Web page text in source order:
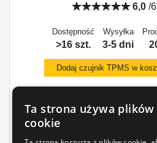
6,0/6
Dostępność
>16 szt.
Wysyłka
3-5 dni
Dodaj czujnik TPMS w
Ta strona używa plików
cookie